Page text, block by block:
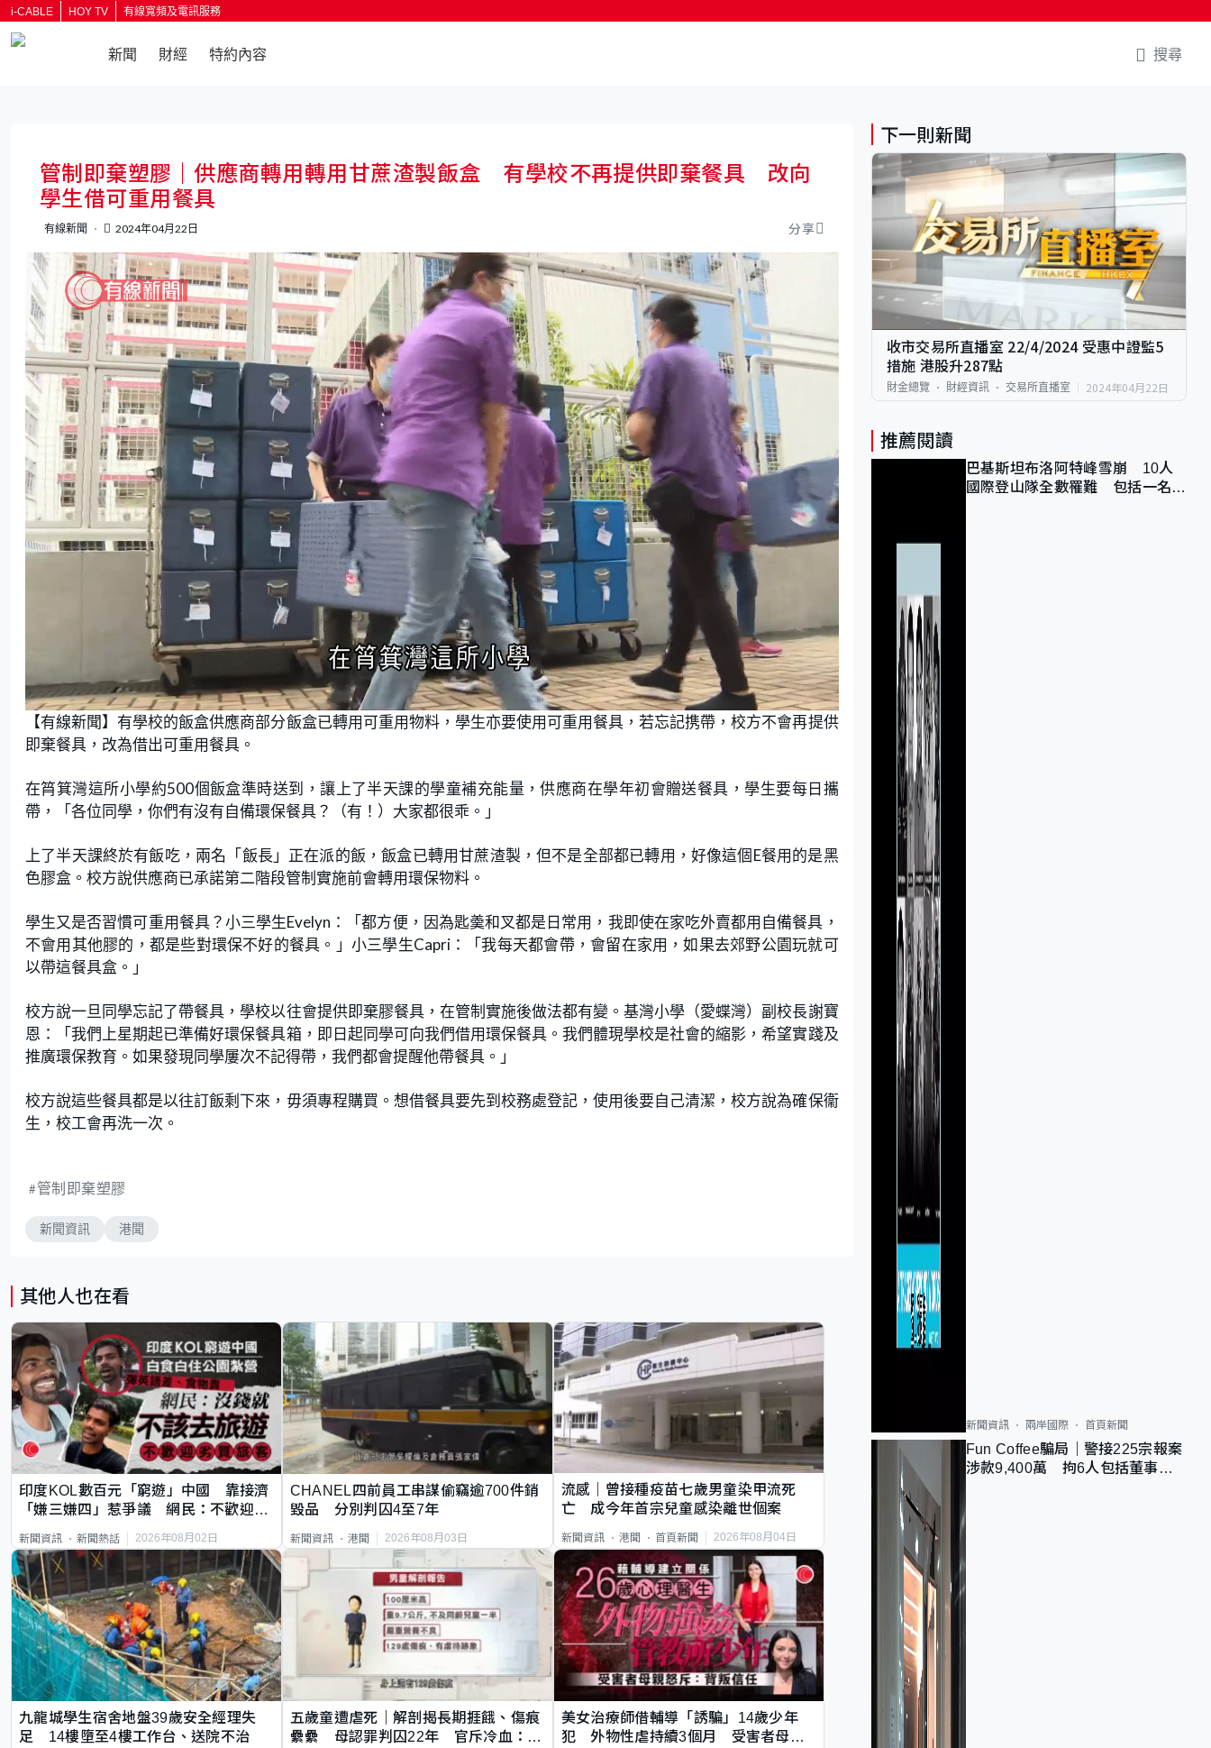
i-CABLE HOY TV 有線寬頻及電訊服務
新聞 財經 特約內容 搜尋
管制即棄塑膠｜供應商轉用轉用甘蔗渣製飯盒 有學校不再提供即棄餐具 改向
學生借可重用餐具
有線新聞 2024年04月22日 分享
U
n
m
u
t
e
L
o
a
d
d
8
8
%
【有線新聞】有學校的飯盒供應商部分飯盒已轉用可重用物料，學生亦要使用可重用餐具，若忘記携帶，校方不會再提供
即棄餐具，改為借出可重用餐具。
在筲箕灣這所小學約500個飯盒準時送到，讓上了半天課的學童補充能量，供應商在學年初會贈送餐具，學生要每日攜
帶，「各位同學，你們有沒有自備環保餐具？（有！）大家都很乖。」
上了半天課終於有飯吃，兩名「飯長」正在派的飯，飯盒已轉用甘蔗渣製，但不是全部都已轉用，好像這個E餐用的是黑
色膠盒。校方說供應商已承諾第二階段管制實施前會轉用環保物料。
學生又是否習慣可重用餐具？小三學生Evelyn：「都方便，因為匙羮和叉都是日常用，我即使在家吃外賣都用自備餐具，
不會用其他膠的，都是些對環保不好的餐具。」小三學生Capri：「我每天都會帶，會留在家用，如果去郊野公園玩就可
以帶這餐具盒。」
校方說一旦同學忘記了帶餐具，學校以往會提供即棄膠餐具，在管制實施後做法都有變。基灣小學（愛蝶灣）副校長謝寶
恩：「我們上星期起已準備好環保餐具箱，即日起同學可向我們借用環保餐具。我們體現學校是社會的縮影，希望實踐及
推廣環保教育。如果發現同學屢次不記得帶，我們都會提醒他帶餐具。」
校方說這些餐具都是以往訂飯剩下來，毋須專程購買。想借餐具要先到校務處登記，使用後要自己清潔，校方說為確保衞
生，校工會再洗一次。
管制即棄塑膠
新聞資訊 港聞
其他人也在看
印度KOL數百元「窮遊」中國 靠接濟
「嫌三嫌四」惹爭議 網民：不歡迎劣
新聞資訊 新聞熱話 2026年08月02日
CHANEL四前員工串謀偷竊逾700件銷
毀品 分別判囚4至7年
新聞資訊 港聞 2026年08月03日
流感｜曾接種疫苗七歲男童染甲流死
亡 成今年首宗兒童感染離世個案
新聞資訊 港聞 首頁新聞 2026年08月04日
九龍城學生宿舍地盤39歲安全經理失
足 14樓墮至4樓工作台、送院不治
五歲童遭虐死｜解剖揭長期捱餓、傷痕
纍纍 母認罪判囚22年 官斥冷血：同
美女治療師借輔導「誘騙」14歲少年
犯 外物性虐持續3個月 受害者母：
下一則新聞
收市交易所直播室 22/4/2024 受惠中證監5
措施 港股升287點
財金總覽 財經資訊 交易所直播室 2024年04月22日
推薦閱讀
巴基斯坦布洛阿特峰雪崩 10人
國際登山隊全數罹難 包括一名中
新聞資訊 兩岸國際 首頁新聞
Fun Coffee騙局｜警接225宗報案
涉款9,400萬 拘6人包括董事股